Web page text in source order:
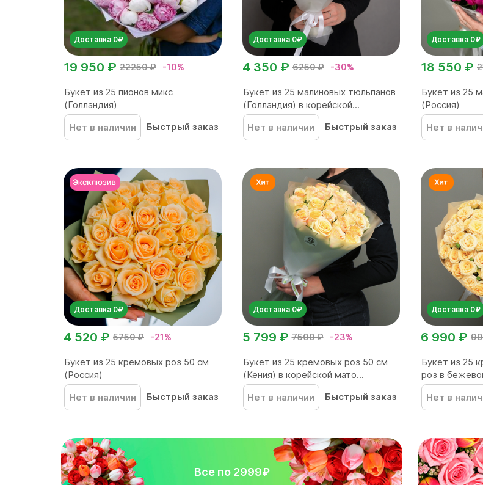
Доставка 0₽
22250 ₽ -10%
19 950 ₽
Букет из 25 пионов микс
(Голландия)
Нет в наличии
Быстрый заказ
Доставка 0₽
6250 ₽ -30%
4 350 ₽
Букет из 25 малиновых тюльпанов
(Голландия) в корейской...
Нет в наличии
Быстрый заказ
Доставка 0₽
18 550 ₽
Букет из 25
(Россия)
Нет в
Доставка 0₽
5750 ₽ -21%
4 520 ₽
Букет из 25 кремовых роз 50 см
(Россия)
Нет в наличии
Быстрый заказ
Доставка 0₽
7500 ₽ -23%
5 799 ₽
Букет из 25 кремовых роз 50 см
(Кения) в корейской мато...
Нет в наличии
Быстрый заказ
Доставка 0₽
6 990 ₽
Букет из 25
роз в
Нет в
Все по 2999₽